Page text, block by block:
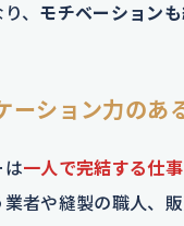
、 モチベーション
ション力のあ
は一人で完結する仕
業者や縫製の職人、